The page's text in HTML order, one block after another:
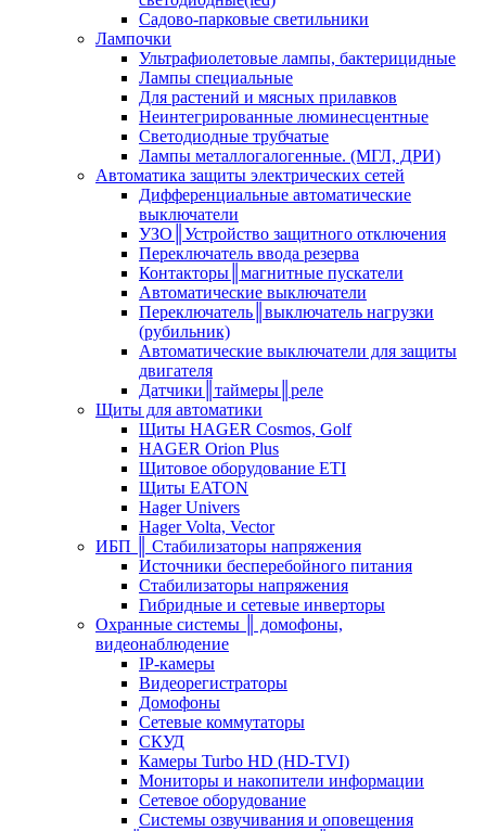
Садово-парковые светильники
Лампочки
Ультрафиолетовые лампы, бактерицидные
Лампы специальные
Для растений и мясных прилавков
Неинтегрированные люминесцентные
Светодиодные трубчатые
Лампы металлогалогенные. (МГЛ, ДРИ)
Автоматика защиты электрических сетей
Дифференциальные автоматические
выключатели
УЗО║Устройство защитного отключения
Переключатель ввода резерва
Контакторы║магнитные пускатели
Автоматические выключатели
Переключатель║выключатель нагрузки
(рубильник)
Автоматические выключатели для защиты
двигателя
Датчики║таймеры║реле
Щиты для автоматики
Щиты HAGER Cosmos, Golf
HAGER Orion Plus
Щитовое оборудование ETI
Щиты EATON
Hager Univers
Hager Volta, Vector
ИБП ║ Стабилизаторы напряжения
Источники бесперебойного питания
Стабилизаторы напряжения
Гибридные и сетевые инверторы
Охранные системы ║ домофоны,
видеонаблюдение
IP-камеры
Видеорегистраторы
Домофоны
Сетевые коммутаторы
СКУД
Камеры Turbo HD (HD-TVI)
Мониторы и накопители информации
Сетевое оборудование
Системы озвучивания и оповещения